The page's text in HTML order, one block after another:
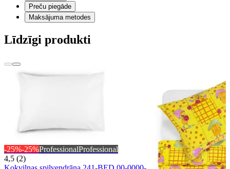
Preču piegāde
Maksājuma metodes
Līdzīgi produkti
-25%-25%ProfessionalProfessional
4,5 (2)